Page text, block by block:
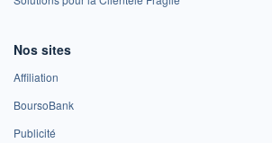
Nos sites
Affiliation
BoursoBank
Publicité